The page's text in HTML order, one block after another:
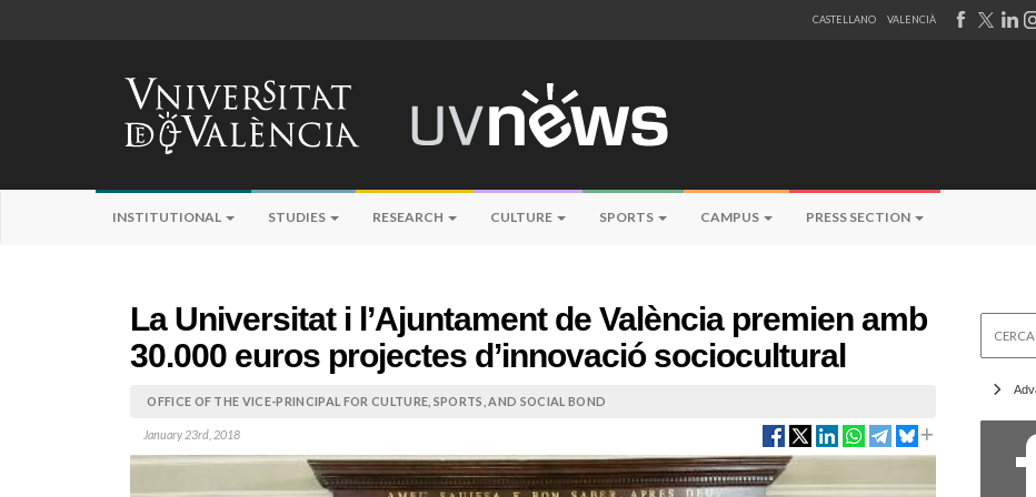
CASTELLANO VALENCIÀ
INSTITUTIONAL STUDIES RESEARCH CULTURE SPORTS CAMPUS PRESS SECTION
La Universitat i l’Ajuntament de València premien amb
30.000 euros projectes d’innovació sociocultural
OFFICE OF THE VICE-PRINCIPAL FOR CULTURE, SPORTS, AND SOCIAL BOND
January 23rd, 2018